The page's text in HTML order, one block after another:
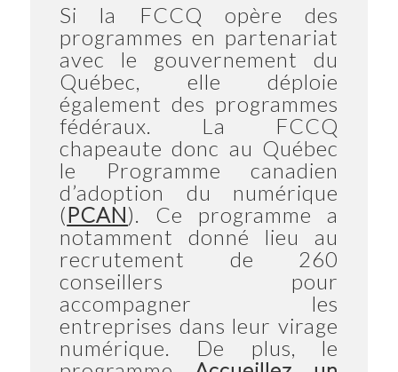
Si la FCCQ opère des
programmes en partenariat
avec le gouvernement du
Québec, elle déploie
également des programmes
fédéraux. La FCCQ
chapeaute donc au Québec
le Programme canadien
d’adoption du numérique
(PCAN). Ce programme a
notamment donné lieu au
recrutement de 260
conseillers pour
accompagner les
entreprises dans leur virage
numérique. De plus, le